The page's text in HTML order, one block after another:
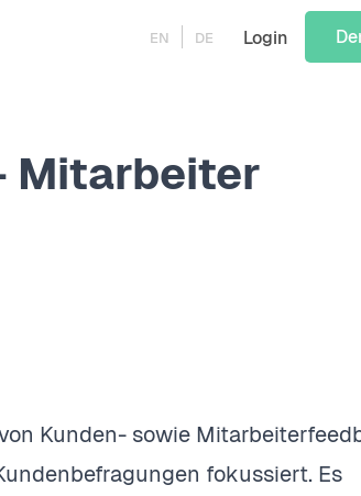
EN DE Login
Mitarbeiter
Kunden- sowie
fokussiert. Es